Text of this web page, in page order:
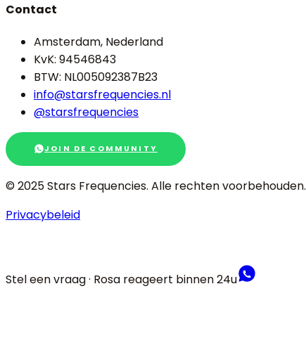
Contact
Amsterdam, Nederland
KvK: 94546843
BTW: NL005092387B23
info@starsfrequencies.nl
@starsfrequencies
JOIN DE COMMUNITY
© 2025 Stars Frequencies. Alle rechten voorbehouden.
Privacybeleid
Stel een vraag · Rosa reageert binnen 24u